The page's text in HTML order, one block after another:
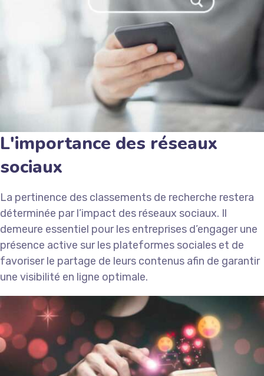
L'importance des réseaux
sociaux
La pertinence des classements de recherche restera
déterminée par l’impact des réseaux sociaux. Il
demeure essentiel pour les entreprises d’engager une
présence active sur les plateformes sociales et de
favoriser le partage de leurs contenus afin de garantir
une visibilité en ligne optimale.